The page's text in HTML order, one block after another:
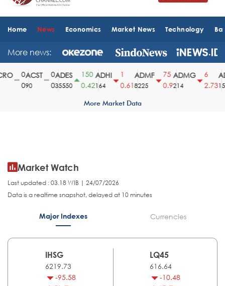
Home News Economics Market News Technology
More news:
ACST
90
ADES
35550
150
0.42
ADHI
164
0.61
ADMF
8225
75
0.9
ADMG
214
2.73
More Market Data
Market Watch
Last updated : 03.18 WIB | 24/07/2026
Data is a realtime snapshot, delayed at 10 minutes
Major Indexes Currencies
IHSG
6219.73
-95.58
LQ45
616.64
-10.48